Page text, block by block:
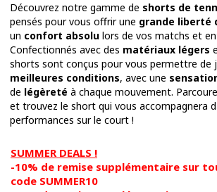
Découvrez notre gamme de shorts de
pensés pour vous offrir une grande liberté
un confort absolu lors de vos matchs et
Confectionnés avec des matériaux légers
shorts sont conçus pour vous permettre de
meilleures conditions, avec une
de légèreté à chaque mouvement.
et trouvez le short qui vous accompagnera
performances sur le court !
SUMMER DEALS !
-10% de remise supplémentaire sur
code SUMMER10